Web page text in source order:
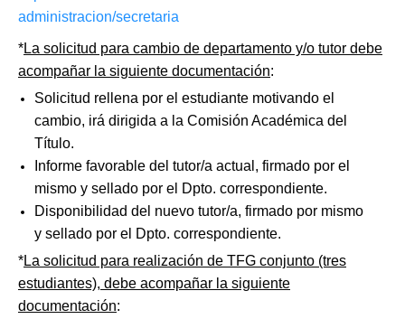
administracion/secretaria
*La solicitud para cambio de departamento y/o tutor debe
acompañar la siguiente documentación:
Solicitud rellena por el estudiante motivando el
cambio, irá dirigida a la Comisión Académica del
Título.
Informe favorable del tutor/a actual, firmado por el
mismo y sellado por el Dpto. correspondiente.
Disponibilidad del nuevo tutor/a, firmado por mismo
y sellado por el Dpto. correspondiente.
*La solicitud para realización de TFG conjunto (tres
estudiantes), debe acompañar la siguiente
documentación: